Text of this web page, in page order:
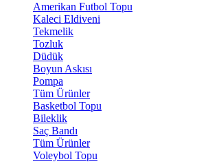
Amerikan Futbol Topu
Kaleci Eldiveni
Tekmelik
Tozluk
Düdük
Boyun Askısı
Pompa
Tüm Ürünler
Basketbol Topu
Bileklik
Saç Bandı
Tüm Ürünler
Voleybol Topu